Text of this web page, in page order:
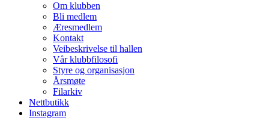
Om klubben
Bli medlem
Æresmedlem
Kontakt
Veibeskrivelse til hallen
Vår klubbfilosofi
Styre og organisasjon
Årsmøte
Filarkiv
Nettbutikk
Instagram